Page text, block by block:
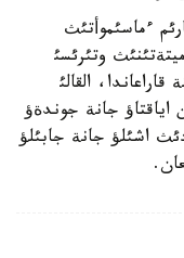
كارئم ءماسئموأتئث
وتئرئسئ
القالئ
اياقتاؤ جانة جوندةؤ
اشئلؤ جانة جابئلؤ